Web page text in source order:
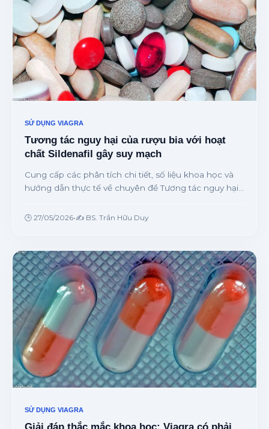
SỬ DỤNG VIAGRA
Tương tác nguy hại của rượu bia với hoạt
chất Sildenafil gây suy mạch
Cung cấp các phân tích chi tiết, số liệu khoa học và
hướng dẫn thực tế về chuyên đề Tương tác nguy hại
chuyên gia.
🕒 27/05/2026•✍️ BS. Trần Hữu Duy
SỬ DỤNG VIAGRA